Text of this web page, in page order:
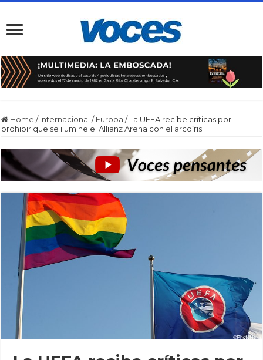
Home / Internacional / Europa / La UEFA recibe críticas por
prohibir que se ilumine el Allianz Arena con el arcoíris